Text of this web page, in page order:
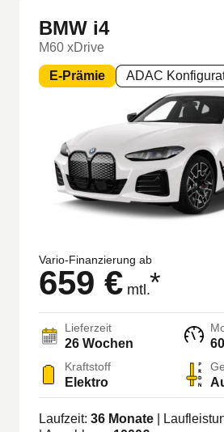
BMW i4
M60 xDrive
E-Prämie ADAC
Vario-Finanzierung ab
659 € mtl.*
Lieferzeit
26 Wochen
Kraftstoff
Elektro
Laufzeit: 36 Monate |